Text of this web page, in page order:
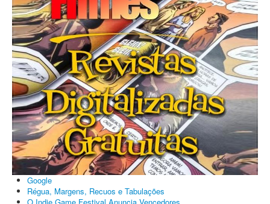
Google
Régua, Margens, Recuos e Tabulações